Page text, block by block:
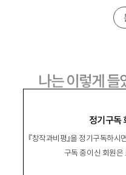
정기구독
『창작과비평』을 정기구독하
구독 중이신 회원은
나는 이렇게 들
성석제成碩濟